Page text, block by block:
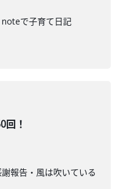
noteで子育て日記
！
報告・風は吹いている